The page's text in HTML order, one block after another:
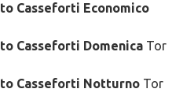
Casseforti Economico
Casseforti Domenica Tor
Casseforti Notturno Tor